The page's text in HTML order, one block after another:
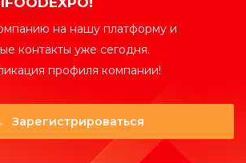
на нашу платформу и
контакты уже сегодня.
профиля компании!
Зарегистрироваться